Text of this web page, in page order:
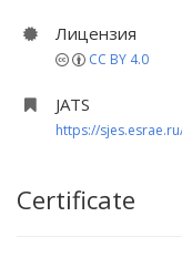
Лицензия
CC BY 4.0
JATS
https://
Certificate